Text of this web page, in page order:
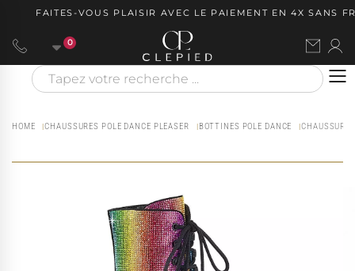
FAITES-VOUS PLAISIR AVEC LE PAIEMENT EN 4X SANS
0
HOME CHAUSSURES POLE DANCE PLEASER BOTTINES POLE DANCE